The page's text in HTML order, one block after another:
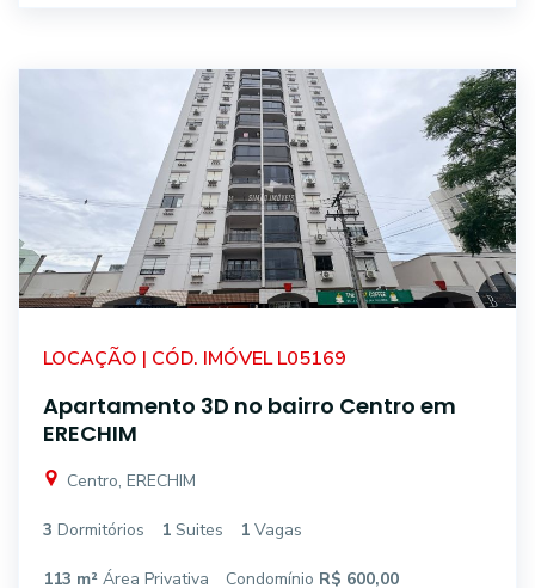
LOCAÇÃO | CÓD. IMÓVEL L05169
Apartamento 3D no bairro Centro em
ERECHIM
Centro, ERECHIM
3 Dormitórios 1 Suites 1 Vagas
113 m² Área Privativa Condomínio R$ 600,00